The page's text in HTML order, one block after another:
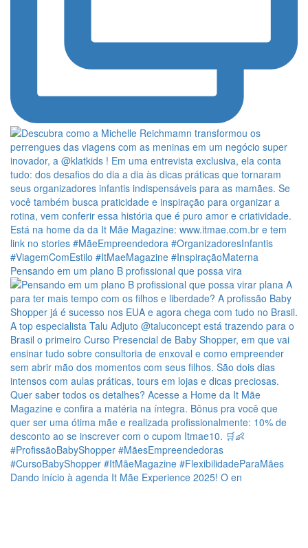
Pensando em um plano B profissional que possa vira
Dando início à agenda It Mãe Experience 2025! O en